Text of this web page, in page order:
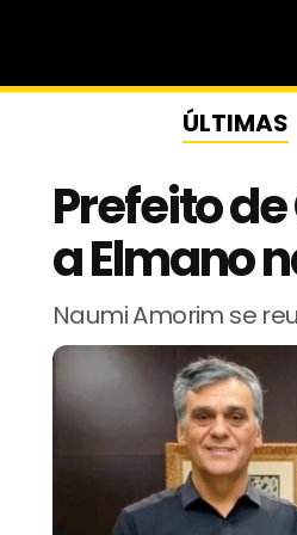
ÚLTIMAS
Prefeito
a Elmano
Naumi Amorim se